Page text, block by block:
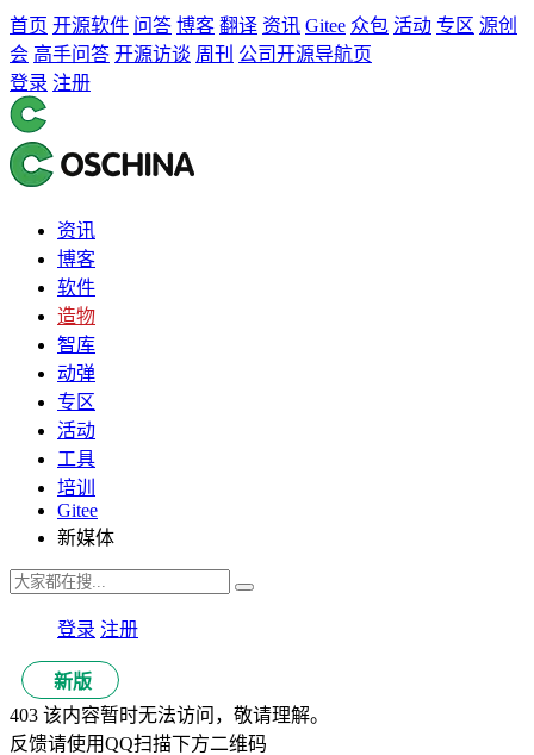
首页 开源软件 问答 博客 翻译 资讯 Gitee 众包 活动 专区 源创
会 高手问答 开源访谈 周刊 公司开源导航页
登录 注册
资讯
博客
软件
造物
智库
动弹
专区
活动
工具
培训
Gitee
新媒体
登录 注册
新版
403 该内容暂时无法访问，敬请理解。
反馈请使用QQ扫描下方二维码